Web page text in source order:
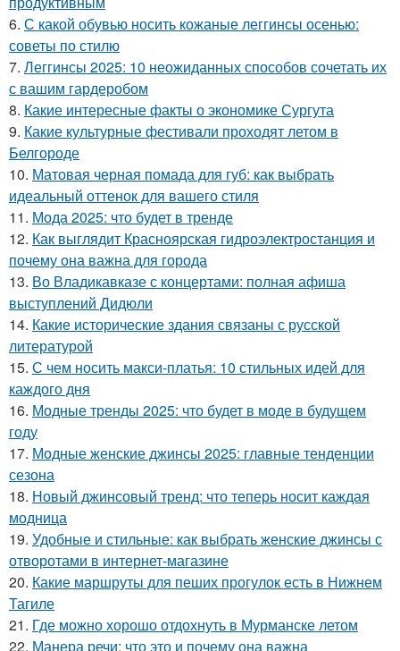
6. С какой обувью носить кожаные леггинсы осенью:
советы по стилю
7. Леггинсы 2025: 10 неожиданных способов сочетать их
с вашим гардеробом
8. Какие интересные факты о экономике Сургута
9. Какие культурные фестивали проходят летом в
Белгороде
10. Матовая черная помада для губ: как выбрать
идеальный оттенок для вашего стиля
11. Мода 2025: что будет в тренде
12. Как выглядит Красноярская гидроэлектростанция и
почему она важна для города
13. Во Владикавказе с концертами: полная афиша
выступлений Дидюли
14. Какие исторические здания связаны с русской
литературой
15. С чем носить макси-платья: 10 стильных идей для
каждого дня
16. Модные тренды 2025: что будет в моде в будущем
году
17. Модные женские джинсы 2025: главные тенденции
сезона
18. Новый джинсовый тренд: что теперь носит каждая
модница
19. Удобные и стильные: как выбрать женские джинсы с
отворотами в интернет-магазине
20. Какие маршруты для пеших прогулок есть в Нижнем
Тагиле
21. Где можно хорошо отдохнуть в Мурманске летом
22. Манера речи: что это и почему она важна